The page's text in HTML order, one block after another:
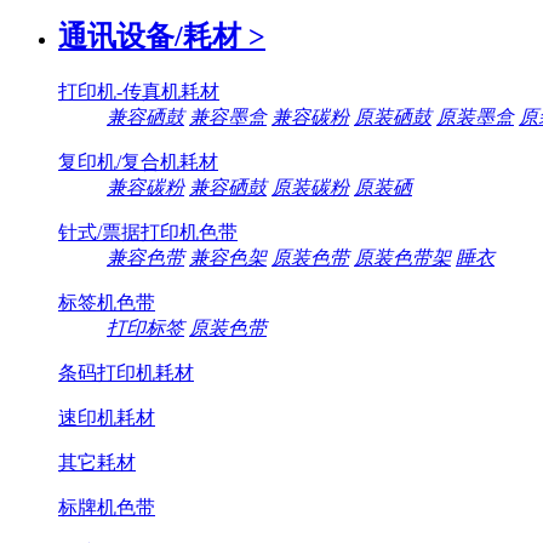
通讯设备/耗材 >
打印机-传真机耗材
兼容硒鼓 兼容墨盒 兼容碳粉 原装硒鼓 原装墨盒
复印机/复合机耗材
兼容碳粉 兼容硒鼓 原装碳粉 原装硒
针式/票据打印机色带
兼容色带 兼容色架 原装色带 原装色带架 睡衣
标签机色带
打印标签 原装色带
条码打印机耗材
速印机耗材
其它耗材
标牌机色带